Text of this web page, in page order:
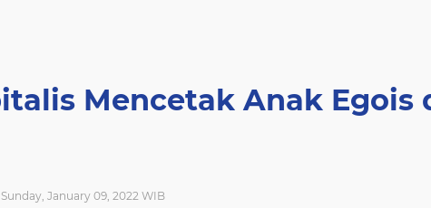
Mencetak Anak Egois
January 09, 2022 WIB